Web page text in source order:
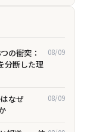
の衝突：
分断した理
08/09
なぜ
08/09